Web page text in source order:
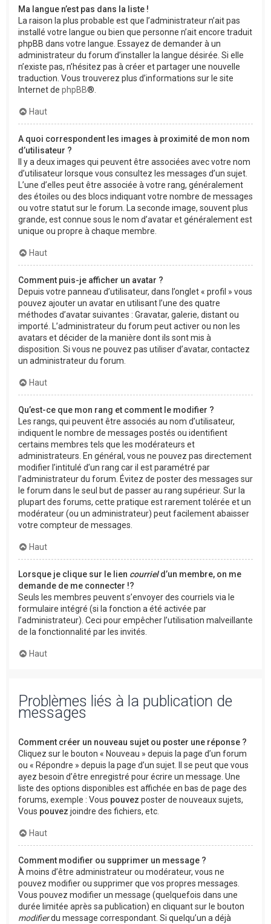
Ma langue n’est pas dans la liste !
La raison la plus probable est que l’administrateur n’ait pas
installé votre langue ou bien que personne n’ait encore traduit
phpBB dans votre langue. Essayez de demander à un
administrateur du forum d’installer la langue désirée. Si elle
n’existe pas, n’hésitez pas à créer et partager une nouvelle
traduction. Vous trouverez plus d’informations sur le site
Internet de phpBB®.
Haut
A quoi correspondent les images à proximité de mon nom
d’utilisateur ?
Il y a deux images qui peuvent être associées avec votre nom
d’utilisateur lorsque vous consultez les messages d’un sujet.
L’une d’elles peut être associée à votre rang, généralement
des étoiles ou des blocs indiquant votre nombre de messages
ou votre statut sur le forum. La seconde image, souvent plus
grande, est connue sous le nom d’avatar et généralement est
unique ou propre à chaque membre.
Haut
Comment puis-je afficher un avatar ?
Depuis votre panneau d’utilisateur, dans l’onglet « profil » vous
pouvez ajouter un avatar en utilisant l’une des quatre
méthodes d’avatar suivantes : Gravatar, galerie, distant ou
importé. L’administrateur du forum peut activer ou non les
avatars et décider de la manière dont ils sont mis à
disposition. Si vous ne pouvez pas utiliser d’avatar, contactez
un administrateur du forum.
Haut
Qu’est-ce que mon rang et comment le modifier ?
Les rangs, qui peuvent être associés au nom d’utilisateur,
indiquent le nombre de messages postés ou identifient
certains membres tels que les modérateurs et
administrateurs. En général, vous ne pouvez pas directement
modifier l’intitulé d’un rang car il est paramétré par
l’administrateur du forum. Évitez de poster des messages sur
le forum dans le seul but de passer au rang supérieur. Sur la
plupart des forums, cette pratique est rarement tolérée et un
modérateur (ou un administrateur) peut facilement abaisser
votre compteur de messages.
Haut
Lorsque je clique sur le lien courrield’un membre, on me
demande de me connecter !?
Seuls les membres peuvent s’envoyer des courriels via le
formulaire intégré (si la fonction a été activée par
l’administrateur). Ceci pour empêcher l’utilisation malveillante
de la fonctionnalité par les invités.
Haut
Problèmes liés à la publication de
messages
Comment créer un nouveau sujet ou poster une réponse ?
Cliquez sur le bouton « Nouveau » depuis la page d’un forum
ou « Répondre » depuis la page d’un sujet. Il se peut que vous
ayez besoin d’être enregistré pour écrire un message. Une
liste des options disponibles est affichée en bas de page des
forums, exemple : Vous pouvez poster de nouveaux sujets,
Vous pouvez joindre des fichiers, etc.
Haut
Comment modifier ou supprimer un message ?
À moins d’être administrateur ou modérateur, vous ne
pouvez modifier ou supprimer que vos propres messages.
Vous pouvez modifier un message (quelquefois dans une
durée limitée après sa publication) en cliquant sur le bouton
modifierdu message correspondant. Si quelqu’un a déjà